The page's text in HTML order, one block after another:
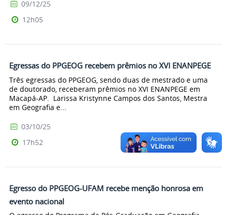
09/12/25
12h05
Egressas do PPGEOG recebem prêmios no XVI ENANPEGE
Três egressas do PPGEOG, sendo duas de mestrado e uma
de doutorado, receberam prêmios no XVI ENANPEGE em
Macapá-AP. Larissa Kristynne Campos dos Santos, Mestra
em Geografia e...
03/10/25
17h52
Egresso do PPGEOG-UFAM recebe menção honrosa em
evento nacional